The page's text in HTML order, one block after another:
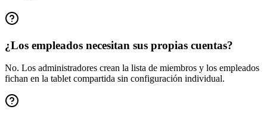
¿Los empleados necesitan sus propias cuentas?
No. Los administradores crean la lista de miembros y los empleados
fichan en la tablet compartida sin configuración individual.